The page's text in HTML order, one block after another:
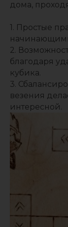
дома,
1. Простые
2.
благодаря
кубика.
3.
везения
интересной.